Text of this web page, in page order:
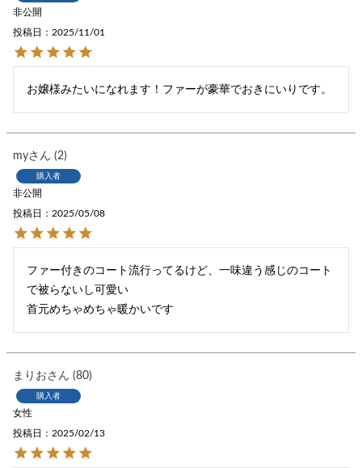
非公開
投稿日 2025/11/01
お嬢様みたいになれます！ファーが豪華でおきにいりです。
my 2
購入者
非公開
投稿日 2025/05/08
ファー付きのコート流行ってるけど、一味違う感じのコート
で被らないし可愛い
首元めちゃめちゃ暖かいです
まりお 80
購入者
女性
投稿日 2025/02/13